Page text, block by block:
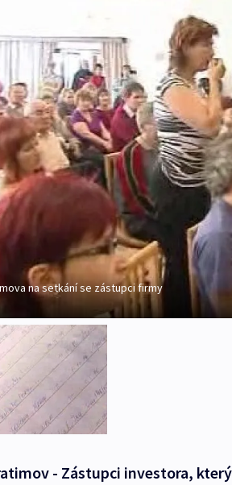
na setkání se zástupci firmy
- Zástupci investora,